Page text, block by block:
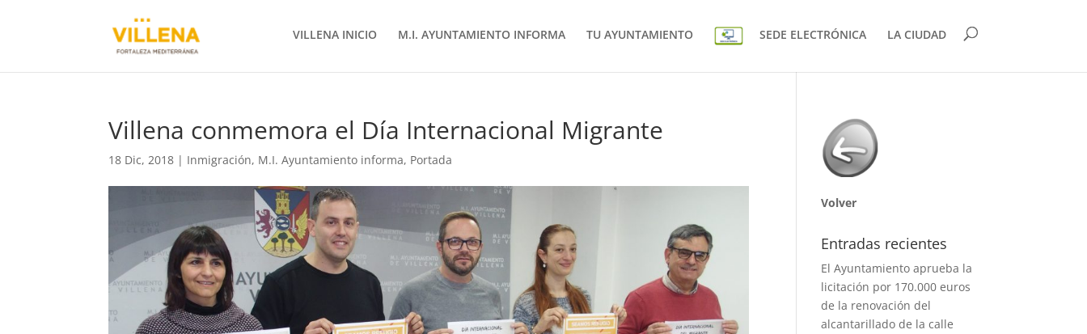
VILLENA INICIO M.I. AYUNTAMIENTO INFORMA TU AYUNTAMIENTO SEDE ELECTRÓNICA LA CIUDAD
Villena conmemora el Día Internacional Migrante
18 Dic, 2018 | Inmigración, M.I. Ayuntamiento informa, Portada
Volver
Entradas recientes
El Ayuntamiento aprueba la
licitación por 170.000 euros
de la renovación del
alcantarillado de la calle